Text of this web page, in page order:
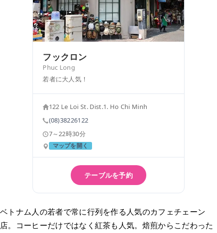
フックロン
Phuc Long
若者に大人気！
122 Le Loi St. Dist.1. Ho Chi Minh
(08)38226122
7～22時30分
マップを開く
テーブルを予約
ベトナム人の若者で常に行列を作る人気のカフェチェーン
店。コーヒーだけではなく紅茶も人気。焙煎からこだわった